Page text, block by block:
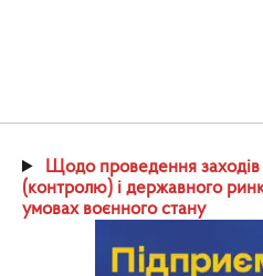
Щодо проведення
(контролю) і державного
умовах воєнного стану